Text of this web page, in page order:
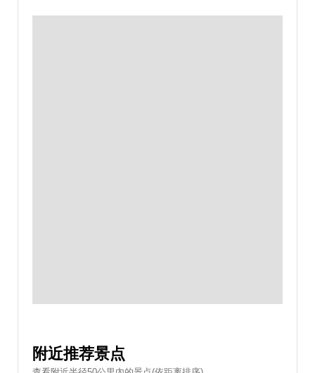
附近推荐景点